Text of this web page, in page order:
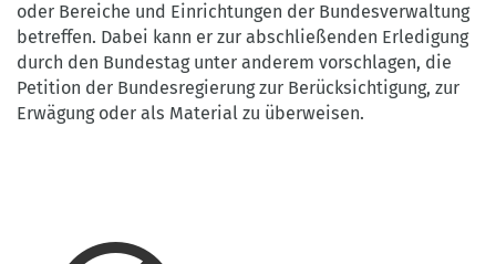
oder Bereiche und Einrichtungen der Bundesverwaltung
betreffen. Dabei kann er zur abschließenden Erledigung
durch den Bundestag unter anderem vorschlagen, die
Petition der Bundesregierung zur Berücksichtigung, zur
Erwägung oder als Material zu überweisen.